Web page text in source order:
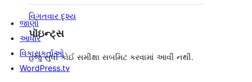
વિગતવાર દૃશ્ય
પૉઇન્ટ્સ
હજુ સુધી કોઈ સમીક્ષા સબમિટ કરવામાં આવી નથી.
જાણો
આધાર
વિકાસકર્તાઓ
WordPress.tv